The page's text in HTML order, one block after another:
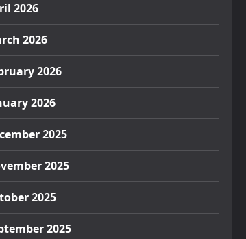
2026
2026
2026
2026
2025
2025
2025
2025